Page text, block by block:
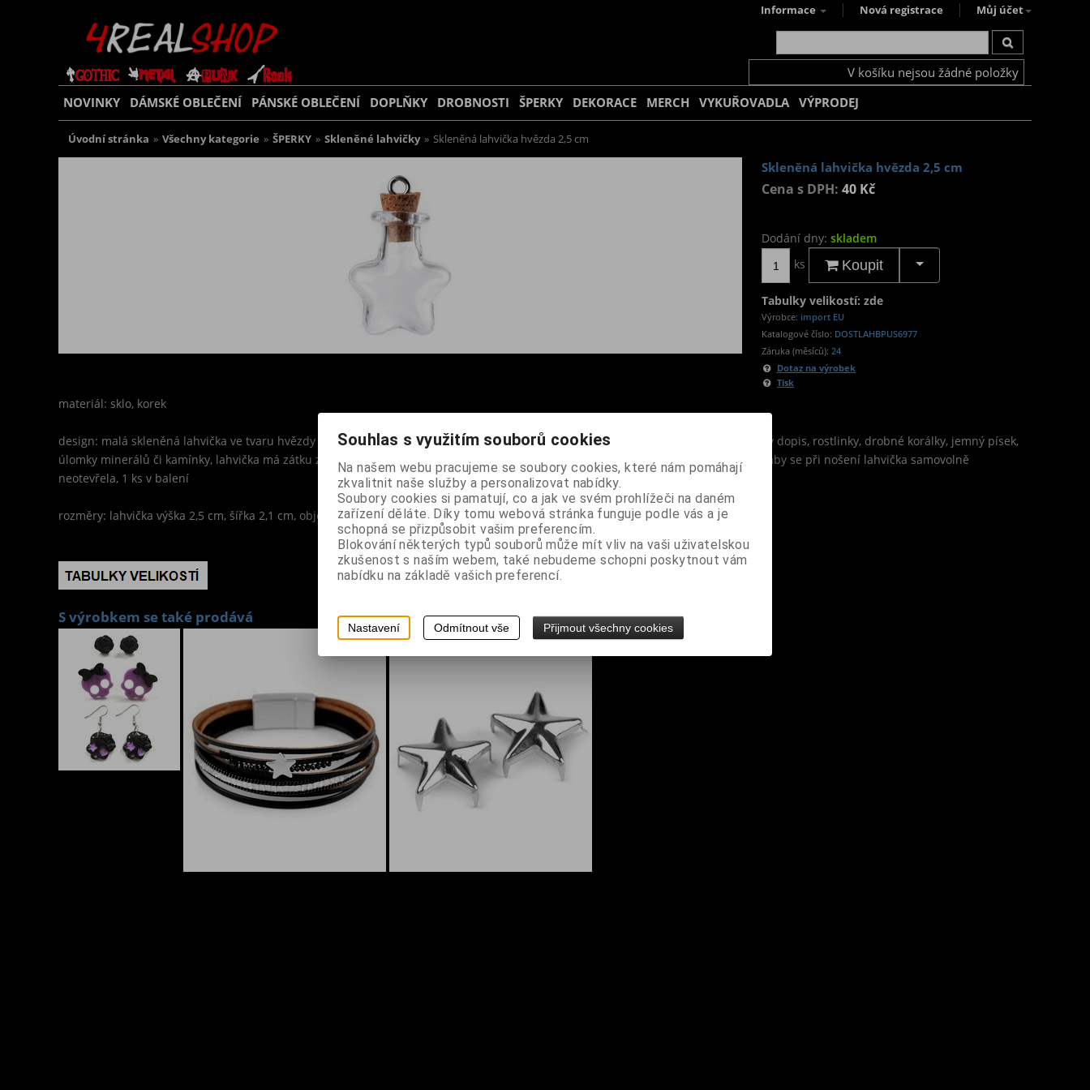
Informace Nová registrace Můj účet
V košíku nejsou žádné položky
NOVINKY DÁMSKÉ OBLEČENÍ PÁNSKÉ OBLEČENÍ DOPLŇKY DROBNOSTI ŠPERKY DEKORACE MERCH VYKUŘOVADLA VÝPRODEJ
Úvodní stránka » Všechny kategorie » ŠPERKY » Skleněné lahvičky » Skleněná lahvička hvězda 2,5 cm
Skleněná lahvička hvězda 2,5 cm
Cena s DPH: 40 Kč
Dodání dny: skladem
ks
Koupit
Tabulky velikostí: zde
Výrobce: import EU
Katalogové číslo: DOSTLAHBPUS6977
Záruka (měsíců): 24
Dotaz na výrobek
Tisk
materiál: sklo, korek
design: malá skleněná lahvička ve tvaru hvězdy na přípravu magických šperků, vhodná na jakoukoli vaší neřest, hříšné požitky, malý dopis, rostlinky, drobné korálky, jemný písek,
úlomky minerálů či kamínky, lahvička má zátku z korku a očko k zavěšení na šňůrku, doporučujeme korkovou zátku do hrdla vlepit, aby se při nošení lahvička samovolně
neotevřela, 1 ks v balení
rozměry: lahvička výška 2,5 cm, šířka 2,1 cm, objem 2 ml
S výrobkem se také prodává
Souhlas s využitím souborů cookies
Na našem webu pracujeme se soubory cookies, které nám pomáhají
zkvalitnit naše služby a personalizovat nabídky.
Soubory cookies si pamatují, co a jak ve svém prohlížeči na daném
zařízení děláte. Díky tomu webová stránka funguje podle vás a je
schopná se přizpůsobit vašim preferencím.
Blokování některých typů souborů může mít vliv na vaši uživatelskou
zkušenost s naším webem, také nebudeme schopni poskytnout vám
nabídku na základě vašich preferencí.
Nastavení Odmítnout vše Přijmout všechny cookies